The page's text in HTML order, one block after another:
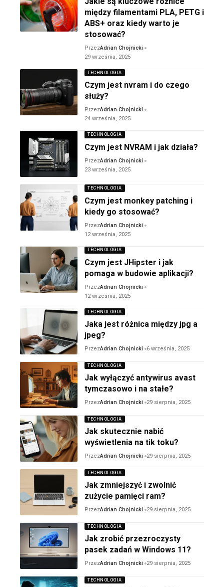
między filamentami PLA, PETG i
ABS+ oraz kiedy warto je
stosować?
PrzezAdrian Chojnicki
29 września, 2025
TECHNOLOGIA
Czym jest nvram i do czego
służy?
PrzezAdrian Chojnicki
24 września, 2025
TECHNOLOGIA
Czym jest NVRAM i jak działa?
PrzezAdrian Chojnicki
23 września, 2025
TECHNOLOGIA
Czym jest monkey patching i
kiedy go stosować?
PrzezAdrian Chojnicki
12 września, 2025
TECHNOLOGIA
Czym jest JHipster i jak
pomaga w budowie aplikacji?
PrzezAdrian Chojnicki
12 września, 2025
TECHNOLOGIA
Jaka jest różnica między jpg a
jpeg?
PrzezAdrian Chojnicki 6 września, 2025
TECHNOLOGIA
Jak wyłączyć antywirus avast
tymczasowo i na stałe?
PrzezAdrian Chojnicki 29 sierpnia, 2025
TECHNOLOGIA
Jak skutecznie nabić
wyświetlenia na tik toku?
PrzezAdrian Chojnicki 29 sierpnia, 2025
TECHNOLOGIA
Jak zmniejszyć i zwolnić
zużycie pamięci ram?
PrzezAdrian Chojnicki 29 sierpnia, 2025
TECHNOLOGIA
Jak zrobić przezroczysty
pasek zadań w Windows 11?
PrzezAdrian Chojnicki 29 sierpnia, 2025
TECHNOLOGIA